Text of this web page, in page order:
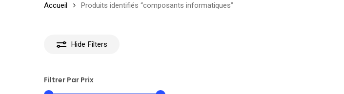
Accueil Produits identifiés “composants informatiques”
Hide Filters
Filtrer Par Prix